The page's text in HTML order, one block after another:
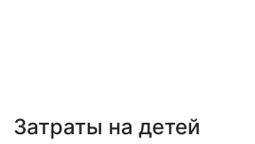
Затраты на детей